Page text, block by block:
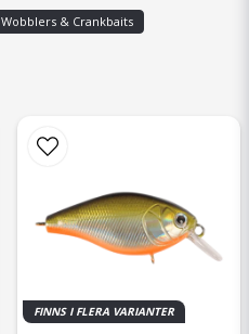
Wobblers & Crankbaits
FINNS I FLERA VARIANTER